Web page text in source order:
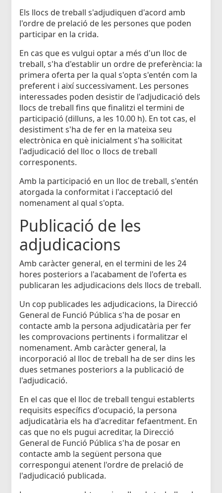
Els llocs de treball s'adjudiquen d'acord amb
l'ordre de prelació de les persones que poden
participar en la crida.
En cas que es vulgui optar a més d'un lloc de
treball, s'ha d'establir un ordre de preferència: la
primera oferta per la qual s'opta s'entén com la
preferent i així successivament. Les persones
interessades poden desistir de l'adjudicació dels
llocs de treball fins que finalitzi el termini de
participació (dilluns, a les 10.00 h). En tot cas, el
desistiment s'ha de fer en la mateixa seu
electrònica en què inicialment s'ha sol·licitat
l'adjudicació del lloc o llocs de treball
corresponents.
Amb la participació en un lloc de treball, s'entén
atorgada la conformitat i l'acceptació del
nomenament al qual s'opta.
Publicació de les
adjudicacions
Amb caràcter general, en el termini de les 24
hores posteriors a l'acabament de l'oferta es
publicaran les adjudicacions dels llocs de treball.
Un cop publicades les adjudicacions, la Direcció
General de Funció Pública s'ha de posar en
contacte amb la persona adjudicatària per fer
les comprovacions pertinents i formalitzar el
nomenament. Amb caràcter general, la
incorporació al lloc de treball ha de ser dins les
dues setmanes posteriors a la publicació de
l'adjudicació.
En el cas que el lloc de treball tengui establerts
requisits específics d'ocupació, la persona
adjudicatària els ha d'acreditar fefaentment. En
cas que no els pugui acreditar, la Direcció
General de Funció Pública s'ha de posar en
contacte amb la següent persona que
correspongui atenent l'ordre de prelació de
l'adjudicació publicada.